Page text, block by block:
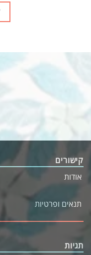
תגיות
קישורים
אודות
תנאים ופרטיות